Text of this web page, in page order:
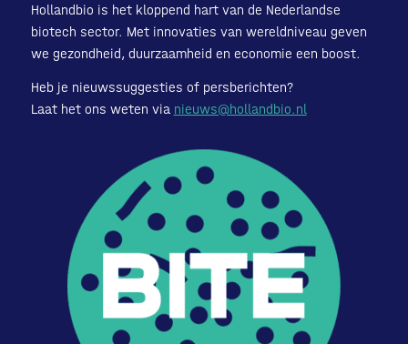
Hollandbio is het kloppend hart van de Nederlandse
biotech sector. Met innovaties van wereldniveau geven
we gezondheid, duurzaamheid en economie een boost.
Heb je nieuwssuggesties of persberichten?
Laat het ons weten via nieuws@hollandbio.nl